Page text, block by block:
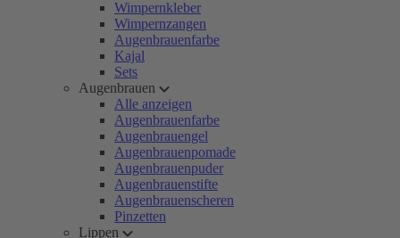
Wimpernkleber
Wimpernzangen
Augenbrauenfarbe
Kajal
Sets
Augenbrauen
Alle anzeigen
Augenbrauenfarbe
Augenbrauengel
Augenbrauenpomade
Augenbrauenpuder
Augenbrauenstifte
Augenbrauenscheren
Pinzetten
Lippen